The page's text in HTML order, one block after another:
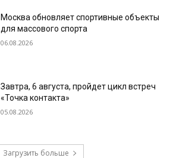
Москва обновляет спортивные объекты
для массового спорта
06.08.2026
Завтра, 6 августа, пройдет цикл встреч
«Точка контакта»
05.08.2026
Загрузить больше